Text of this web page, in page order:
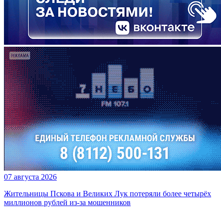
07 августа 2026
Жительницы Пскова и Великих Лук потеряли более четырёх
миллионов рублей из-за мошенников